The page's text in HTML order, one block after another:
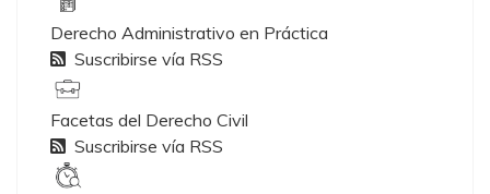
Derecho Administrativo en Práctica
Suscribirse vía RSS
Facetas del Derecho Civil
Suscribirse vía RSS